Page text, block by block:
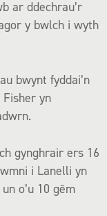
ar ddechrau’r
y bwlch i wyth
bwynt fyddai’n
Fisher yn
gynghrair ers 16
i Lanelli yn
o’u 10 gêm